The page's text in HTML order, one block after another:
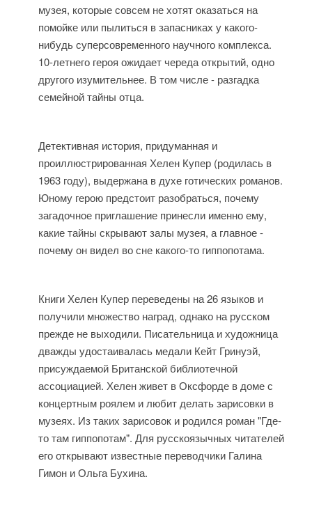
музея, которые совсем не хотят оказаться на
помойке или пылиться в запасниках у какого-
нибудь суперсовременного научного комплекса.
10-летнего героя ожидает череда открытий, одно
другого изумительнее. В том числе - разгадка
семейной тайны отца.
Детективная история, придуманная и
проиллюстрированная Хелен Купер (родилась в
1963 году), выдержана в духе готических романов.
Юному герою предстоит разобраться, почему
загадочное приглашение принесли именно ему,
какие тайны скрывают залы музея, а главное -
почему он видел во сне какого-то гиппопотама.
Книги Хелен Купер переведены на 26 языков и
получили множество наград, однако на русском
прежде не выходили. Писательница и художница
дважды удостаивалась медали Кейт Гринуэй,
присуждаемой Британской библиотечной
ассоциацией. Хелен живет в Оксфорде в доме с
концертным роялем и любит делать зарисовки в
музеях. Из таких зарисовок и родился роман "Где-
то там гиппопотам". Для русскоязычных читателей
его открывают известные переводчики Галина
Гимон и Ольга Бухина.